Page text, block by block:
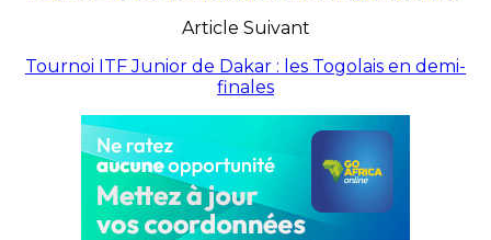
Article Suivant
Tournoi ITF Junior de Dakar : les Togolais en demi-
finales